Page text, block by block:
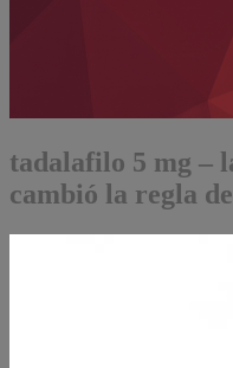
tadalafilo 5 mg –
cambió la regla